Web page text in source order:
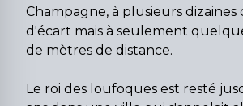
Champagne, à plusieurs dizaines
d'écart mais à seulement
de mètres de distance.
Le roi des loufoques est resté